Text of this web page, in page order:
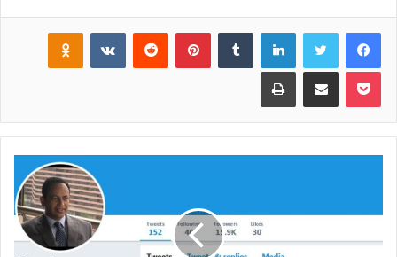
فيسبوك لينكدإن بينتيريست
بوكيت